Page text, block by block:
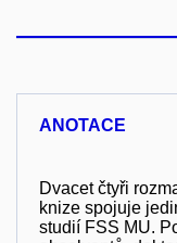
ANOTACE
Dvacet čtyři
knize spojuje
studií FSS MU.